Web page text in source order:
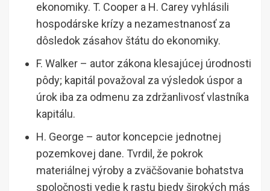
ekonomiky. T. Cooper a H. Carey vyhlásili
hospodárske krízy a nezamestnanosť za
dôsledok zásahov štátu do ekonomiky.
F. Walker – autor zákona klesajúcej úrodnosti
pôdy; kapitál považoval za výsledok úspor a
úrok iba za odmenu za zdržanlivosť vlastníka
kapitálu.
H. George – autor koncepcie jednotnej
pozemkovej dane. Tvrdil, že pokrok
materiálnej výroby a zväčšovanie bohatstva
spoločnosti vedie k rastu biedy širokých más